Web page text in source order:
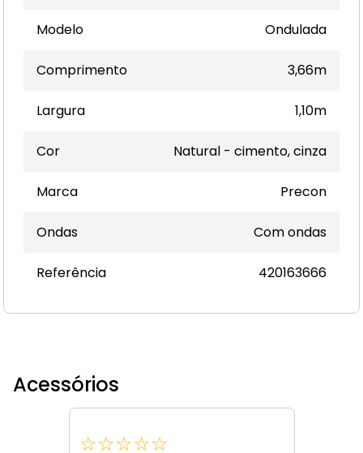
Modelo Ondulada
Comprimento 3,66m
Largura 1,10m
Cor Natural - cimento, cinza
Marca Precon
Ondas Com ondas
Referência 420163666
Acessórios
☆☆☆☆☆